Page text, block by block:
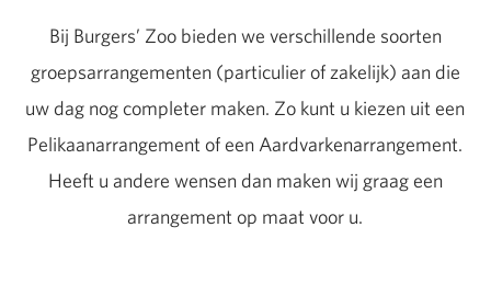
Bij Burgers’ Zoo bieden we verschillende soorten
groepsarrangementen (particulier of zakelijk) aan die
uw dag nog completer maken. Zo kunt u kiezen uit een
Pelikaanarrangement of een Aardvarkenarrangement.
Heeft u andere wensen dan maken wij graag een
arrangement op maat voor u.